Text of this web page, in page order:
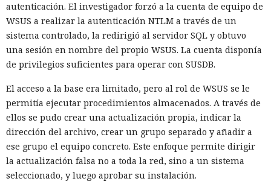
autenticación. El investigador forzó a la cuenta de equipo de
WSUS a realizar la autenticación NTLM a través de un
sistema controlado, la redirigió al servidor SQL y obtuvo
una sesión en nombre del propio WSUS. La cuenta disponía
de privilegios suficientes para operar con SUSDB.
El acceso a la base era limitado, pero al rol de WSUS se le
permitía ejecutar procedimientos almacenados. A través de
ellos se pudo crear una actualización propia, indicar la
dirección del archivo, crear un grupo separado y añadir a
ese grupo el equipo concreto. Este enfoque permite dirigir
la actualización falsa no a toda la red, sino a un sistema
seleccionado, y luego aprobar su instalación.